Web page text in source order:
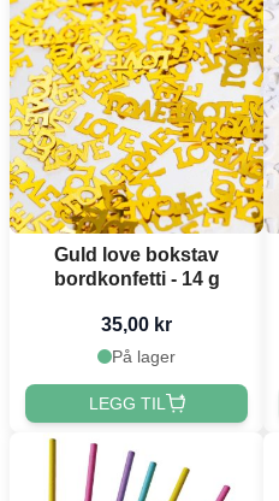
Guld love bokstav
bordkonfetti - 14 g
35,00 kr
På lager
LEGG TIL